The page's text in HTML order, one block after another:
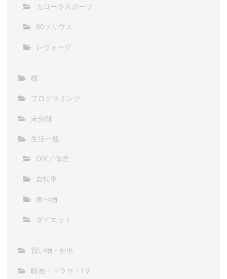
カローラスポーツ
30プリウス
レヴォーグ
猫
プログラミング
未分類
生活一般
DIY／修理
自転車
食べ物
ダイエット
買い物・外出
映画・ドラマ・TV